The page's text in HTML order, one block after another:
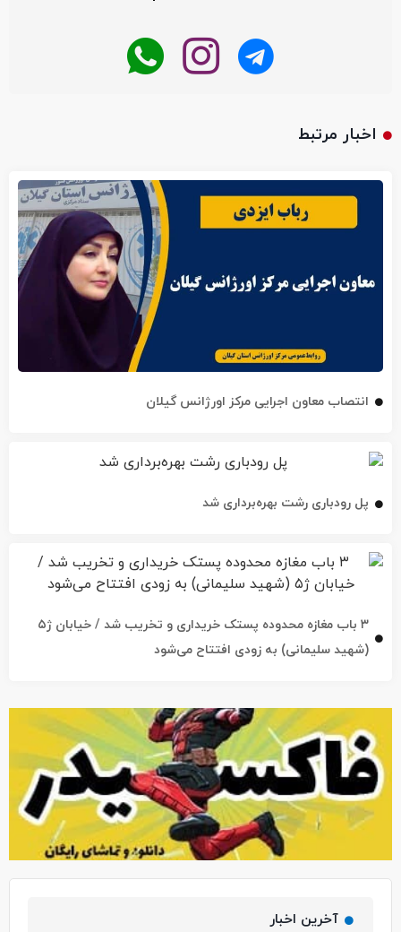
اخبار مرتبط
انتصاب معاون اجرایی مرکز اورژانس گیلان
پل رودباری رشت بهره‌برداری شد
۳ باب مغازه محدوده پستک خریداری و تخریب شد / خیابان ژ۵
(شهید سلیمانی) به زودی افتتاح می‌شود
آخرین اخبار